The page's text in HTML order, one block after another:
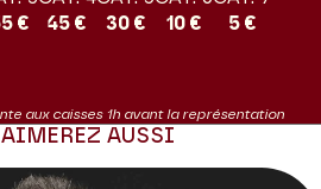
€
45 €
30 €
10 €
5 €
aux caisses 1h avant la représentation
AUSSI